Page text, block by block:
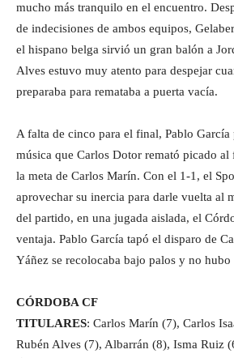
mucho más tranquilo en el encuentro.
de indecisiones de ambos equipos,
el hispano belga sirvió un gran balón a
Alves estuvo muy atento para despejar
preparaba para remataba a puerta vacía.
A falta de cinco para el final, Pablo García
música que Carlos Dotor remató picado al
la meta de Carlos Marín. Con el 1-1, el
aprovechar su inercia para darle vuelta al
del partido, en una jugada aislada, el
ventaja. Pablo García tapó el disparo de
Yáñez se recolocaba bajo palos y no hubo
CÓRDOBA CF
TITULARES: Carlos Marín (7), Carlos
Rubén Alves (7), Albarrán (8), Isma Ruiz